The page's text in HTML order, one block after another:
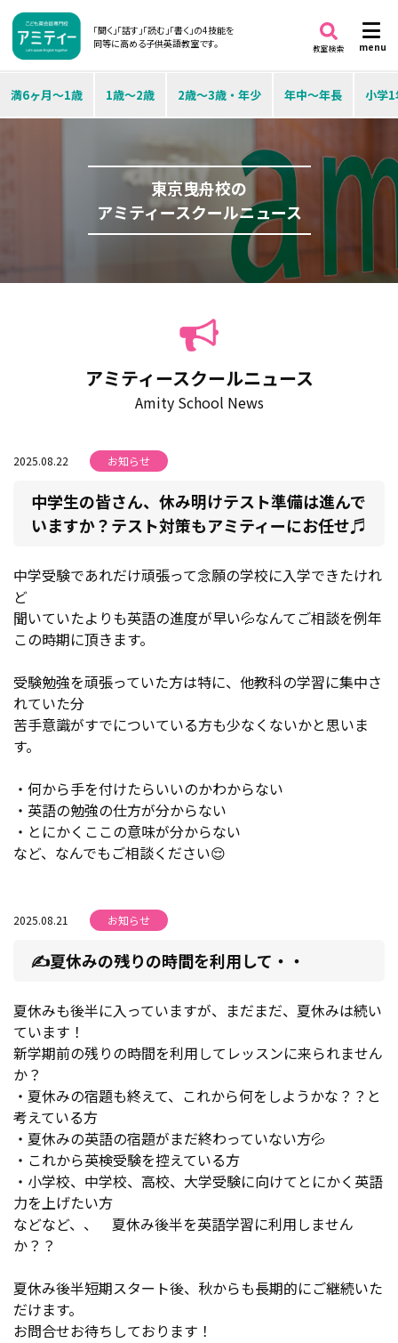
「聞く」「話す」「読む」「書く」の4技能を
同等に高める子供英語教室です。
menu
教室検索
満6ヶ月～1歳 1歳～2歳 2歳～3歳・年少 年中～年長 小学
東京曳舟校の
アミティースクールニュース
アミティースクールニュース
Amity School News
2025.08.22 お知らせ
中学生の皆さん、休み明けテスト準備は進んで
いますか？テスト対策もアミティーにお任せ♬
中学受験であれだけ頑張って念願の学校に入学できたけれ
ど
聞いていたよりも英語の進度が早い💦なんてご相談を例年
この時期に頂きます。
受験勉強を頑張っていた方は特に、他教科の学習に集中さ
れていた分
苦手意識がすでについている方も少なくないかと思いま
す。
・何から手を付けたらいいのかわからない
・英語の勉強の仕方が分からない
・とにかくここの意味が分からない
など、なんでもご相談ください😌
2025.08.21 お知らせ
✍夏休みの残りの時間を利用して・・
夏休みも後半に入っていますが、まだまだ、夏休みは続い
ています！
新学期前の残りの時間を利用してレッスンに来られません
か？
・夏休みの宿題も終えて、これから何をしようかな？？と
考えている方
・夏休みの英語の宿題がまだ終わっていない方💦
・これから英検受験を控えている方
・小学校、中学校、高校、大学受験に向けてとにかく英語
力を上げたい方
などなど、、 夏休み後半を英語学習に利用しません
か？？
夏休み後半短期スタート後、秋からも長期的にご継続いた
だけます。
お問合せお待ちしております！